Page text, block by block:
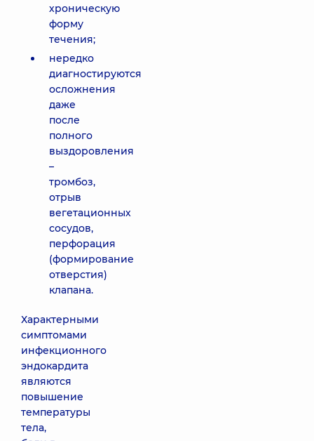
хроническую
форму
течения;
нередко
диагностируются
осложнения
даже
после
полного
выздоровления
–
тромбоз,
отрыв
вегетационных
сосудов,
перфорация
(формирование
отверстия)
клапана.
Характерными
симптомами
инфекционного
эндокардита
являются
повышение
температуры
тела,